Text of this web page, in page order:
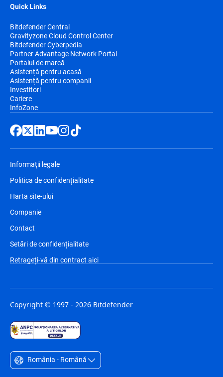
Quick Links
Bitdefender Central
Gravityzone Cloud Control Center
Bitdefender Cyberpedia
Partner Advantage Network Portal
Portalul de marcă
Asistență pentru acasă
Asistență pentru companii
Investitori
Cariere
InfoZone
Informații legale
Politica de confidențialitate
Harta site-ului
Companie
Contact
Setări de confidențialitate
Retrageți-vă din contract aici
Copyright © 1997 - 2026 Bitdefender
România - Română